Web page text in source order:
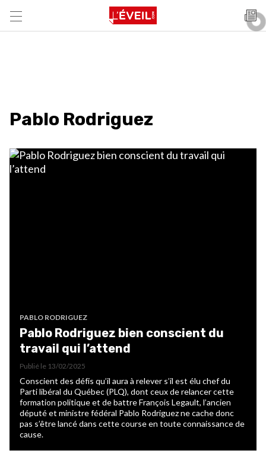
Pablo Rodriguez
PABLO RODRIGUEZ
Pablo Rodriguez bien conscient du
travail qui l’attend
Publié le 13/02/2025
Conscient des défis qu’il aura à relever s’il est élu chef du
Parti libéral du Québec (PLQ), dont ceux de relancer cette
formation politique et de battre François Legault, l’ancien
député et ministre fédéral Pablo Rodriguez ne cache donc
pas s’être lancé dans cette course en toute connaissance de
cause.